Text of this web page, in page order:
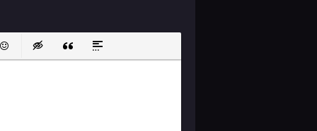
список
ссылкузащищенную ссылку
Вставить смайлик
Вставка скрытого текста
Вставка цитаты
Вставка спойлера